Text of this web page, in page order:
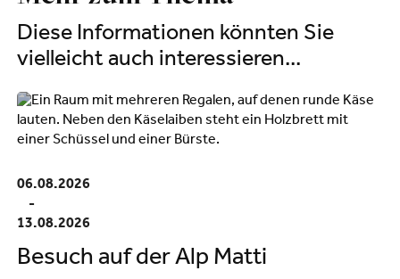
Diese Informationen könnten Sie
vielleicht auch interessieren...
06.08.2026
-
13.08.2026
Besuch auf der Alp Matti